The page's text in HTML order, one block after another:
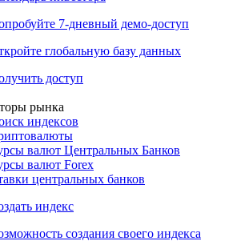
7-дневный демо-доступ
глобальную базу данных
доступ
рынка
индексов
валют Центральных Банков
валют Forex
центральных банков
индекс
создания своего индекса